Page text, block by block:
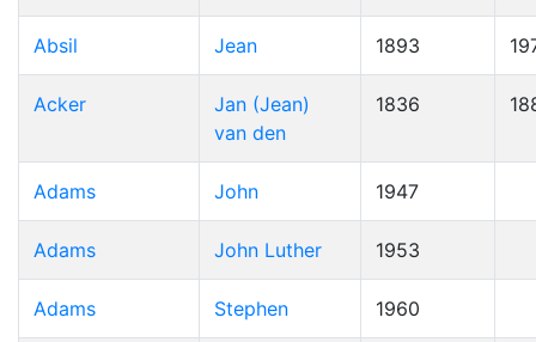
Absil Jean 1893
Acker
Jan (Jean)
van den
1836
Adams John 1947
Adams John Luther 1953
Adams Stephen 1960